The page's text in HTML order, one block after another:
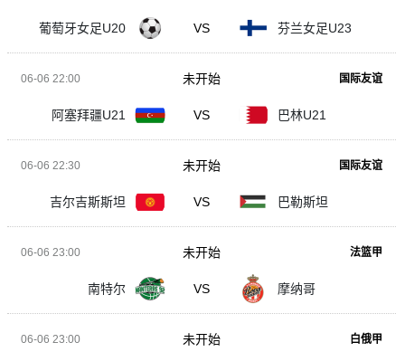
葡萄牙女足U20 VS 芬兰女足U23
06-06 22:00 国际友谊
阿塞拜疆U21 VS 巴林U21
未开始
06-06 22:30 国际友谊
吉尔吉斯斯坦 VS 巴勒斯坦
未开始
06-06 23:00 法篮甲
南特尔 VS 摩纳哥
未开始
06-06 23:00 白俄甲
未开始